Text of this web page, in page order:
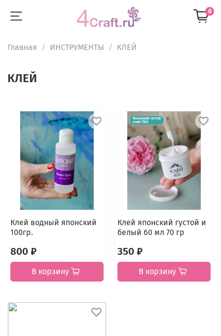
0
Главная ИНСТРУМЕНТЫ КЛЕЙ
КЛЕЙ
Клей водный японский
100гр.
800 ₽
В корзину
Клей японский густой и
белый 60 мл 70 гр
350 ₽
В корзину